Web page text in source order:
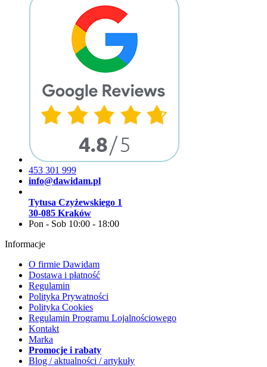
453 301 999
info@dawidam.pl
Tytusa Czyżewskiego 1
30-085 Kraków
Pon - Sob 10:00 - 18:00
Informacje
O firmie Dawidam
Dostawa i płatność
Regulamin
Polityka Prywatności
Polityka Cookies
Regulamin Programu Lojalnościowego
Kontakt
Marka
Promocje i rabaty
Blog / aktualności / artykuły